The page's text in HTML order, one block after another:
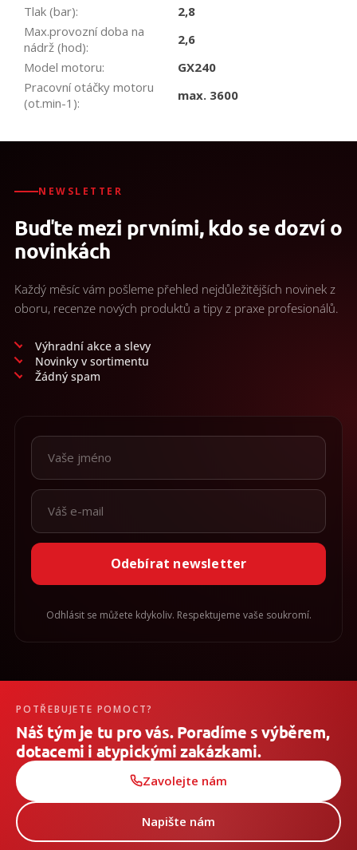
Tlak (bar):
2,8
Max.provozní doba na
nádrž (hod):
2,6
Model motoru:
GX240
Pracovní otáčky motoru
(ot.min-1): max. 3600
NEWSLETTER
Buďte mezi prvními, kdo se dozví o
novinkách
Každý měsíc vám pošleme přehled nejdůležitějších novinek z
oboru, recenze nových produktů a tipy z praxe profesionálů.
Výhradní akce a slevy
Novinky v sortimentu
Žádný spam
Odebírat newsletter
Odhlásit se můžete kdykoliv. Respektujeme vaše soukromí.
POTŘEBUJETE POMOCT?
Náš tým je tu pro vás. Poradíme s výběrem,
dotacemi i atypickými zakázkami.
Zavolejte nám
Napište nám